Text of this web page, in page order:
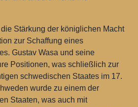
Stärkung der königlichen Macht
zur Schaffung eines
Gustav Wasa und seine
Positionen, was schließlich zur
schwedischen Staates im 17.
wurde zu einem der
Staaten, was auch mit